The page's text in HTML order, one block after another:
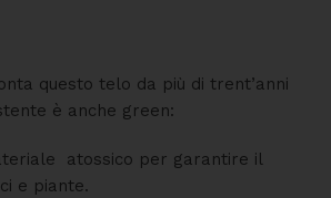
questo telo da più di trent’anni
è anche green:
atossico per garantire il
e piante.